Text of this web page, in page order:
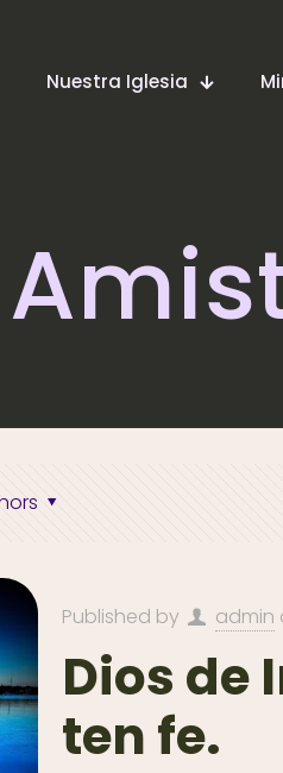
Nuestra Iglesia
Published by admin
Dios de
ten fe.